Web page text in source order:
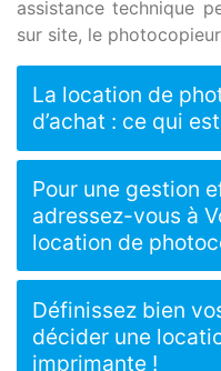
assistance technique
sur site, le
La location de
d’achat : ce qui
Pour une gestion
adressez-vous à
location de
Définissez bien
décider une
imprimante !